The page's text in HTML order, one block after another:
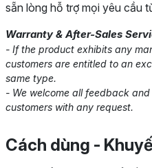
sẵn lòng hỗ trợ mọi yêu cầu
Warranty & After-Sales
- If the product exhibits any
customers are entitled to an
same type.
- We welcome all feedback
customers with any request.
Cách dùng -